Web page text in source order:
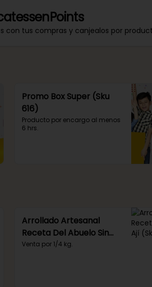
con tus compras y canjealos por
Promo Box Super (Sku
616)
Producto por encargo al menos
6 hrs.
Arrollado Artesanal
Receta Del Abuelo Sin
Ají (Sku 196)
Venta por 1/4 kg.